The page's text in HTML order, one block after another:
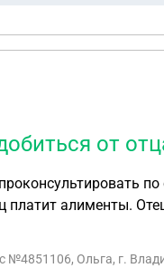
от
в жизни ребенка никак не участвует. В
№4851106, Ольга, г.